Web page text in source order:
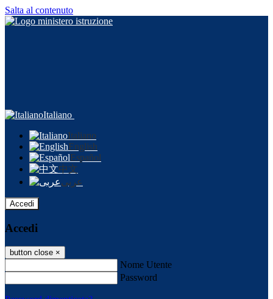
Salta al contenuto
Italiano
Italiano
English
Español
中文
عربى
Accedi
Accedi
button close ×
Nome Utente
Password